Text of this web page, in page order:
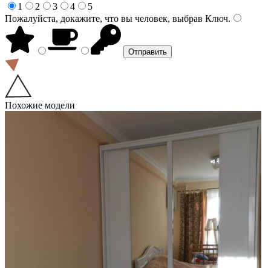
1
2 3 4
5
Пожалуйста, докажите, что вы человек, выбрав Ключ.
Похожие модели